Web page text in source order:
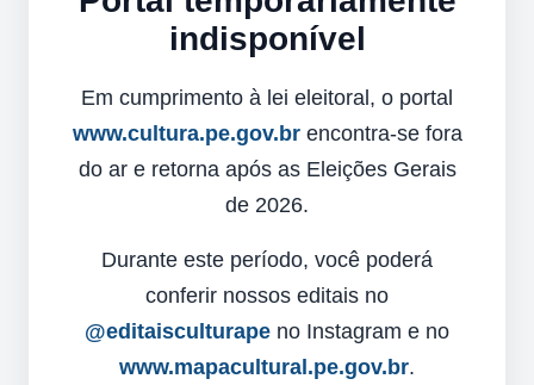
indisponível
Em cumprimento à lei eleitoral, o portal
www.cultura.pe.gov.brencontra-se fora
do ar e retorna após as Eleições Gerais
de 2026.
Durante este período, você poderá
conferir nossos editais no
@editaisculturape no Instagram e no
www.mapacultural.pe.gov.br.